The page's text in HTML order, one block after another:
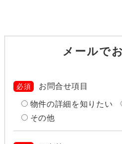
メールで
必須 お問合せ項目
物件の詳細を知りたい
その他